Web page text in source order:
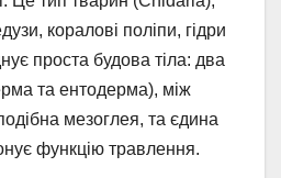
коралові поліпи, гідри
проста будова тіла: два
та ентодерма), між
мезоглея, та єдина
функцію травлення.